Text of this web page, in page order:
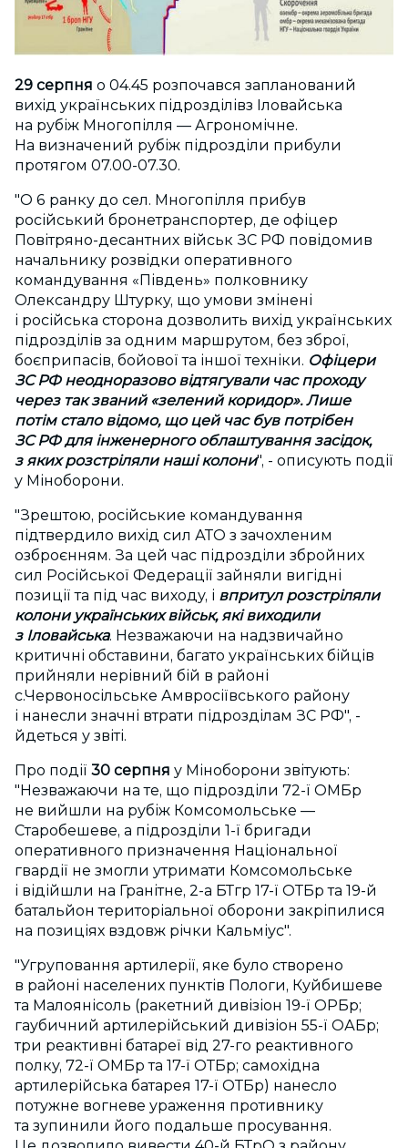
29 серпня о 04.45 розпочався запланований
вихід українських підрозділівз Іловайська
на рубіж Многопілля — Агрономічне.
На визначений рубіж підрозділи прибули
протягом 07.00-07.30.
"О 6 ранку до сел. Многопілля прибув
російський бронетранспортер, де офіцер
Повітряно-десантних військ ЗС РФ повідомив
начальнику розвідки оперативного
командування «Південь» полковнику
Олександру Штурку, що умови змінені
і російська сторона дозволить вихід українських
підрозділів за одним маршрутом, без зброї,
боєприпасів, бойової та іншої техніки. Офіцери
ЗС РФ неодноразово відтягували час проходу
через так званий «зелений коридор». Лише
потім стало відомо, що цей час був потрібен
ЗС РФ для інженерного облаштування засідок,
з яких розстріляли наші колони", - описують події
у Міноборони.
"Зрештою, російськие командування
підтвердило вихід сил АТО з зачохленим
озброєнням. За цей час підрозділи збройних
сил Російської Федерації зайняли вигідні
позиції та під час виходу, і впритул розстріляли
колони українських військ, які виходили
з Іловайська. Незважаючи на надзвичайно
критичні обставини, багато українських бійців
прийняли нерівний бій в районі
с.Червоносільське Амвросіївського району
і нанесли значні втрати підрозділам ЗС РФ", -
йдеться у звіті.
Про події 30 серпня у Міноборони звітують:
"Незважаючи на те, що підрозділи 72-ї ОМБр
не вийшли на рубіж Комсомольське —
Старобешеве, а підрозділи 1-ї бригади
оперативного призначення Національної
гвардії не змогли утримати Комсомольське
і відійшли на Гранітне, 2-а БТгр 17-ї ОТБр та 19-й
батальйон територіальної оборони закріпилися
на позиціях вздовж річки Кальміус".
"Угруповання артилерії, яке було створено
в районі населених пунктів Пологи, Куйбишеве
та Малоянісоль (ракетний дивізіон 19-ї ОРБр;
гаубичний артилерійський дивізіон 55-ї ОАБр;
три реактивні батареї від 27-го реактивного
полку, 72-ї ОМБр та 17-ї ОТБр; самохідна
артилерійська батарея 17-ї ОТБр) нанесло
потужне вогневе ураження противнику
та зупинили його подальше просування.